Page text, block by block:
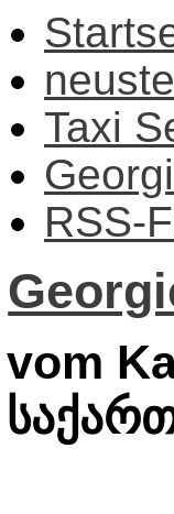
Taxi
RSS-
vom